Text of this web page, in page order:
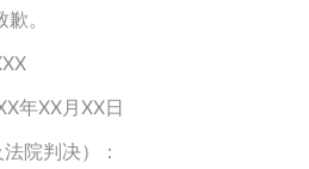
。
年XX月XX日
院判决）：